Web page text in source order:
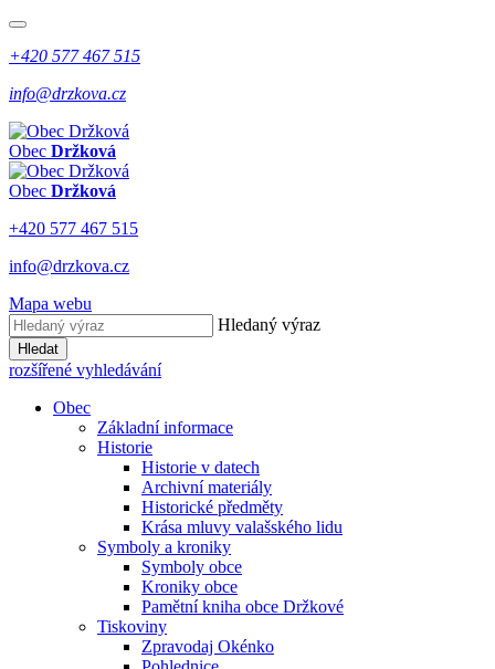
+420 577 467 515
info@drzkova.cz
Obec Držková
Obec Držková
+420 577 467 515
info@drzkova.cz
Mapa webu
Hledaný výraz
Hledat
rozšířené vyhledávání
Obec
Základní informace
Historie
Historie v datech
Archivní materiály
Historické předměty
Krása mluvy valašského lidu
Symboly a kroniky
Symboly obce
Kroniky obce
Pamětní kniha obce Držkové
Tiskoviny
Zpravodaj Okénko